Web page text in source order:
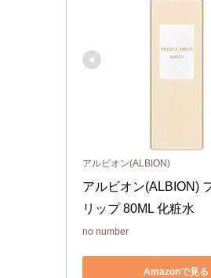
アルビオン(ALBION)
アルビオン(ALBION)
リップ 80ML 化粧水
no number
Amazonで見る